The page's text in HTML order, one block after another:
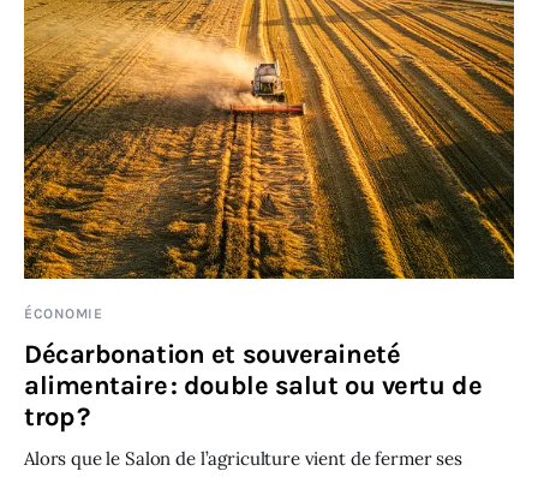
ÉCONOMIE
Décarbonation et souveraineté
alimentaire : double salut ou vertu de
trop ?
Alors que le Salon de l’agriculture vient de fermer ses